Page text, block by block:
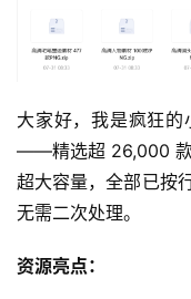
大家好，我是疯狂的
——精选超 26,000 款
超大容量，全部已按
无需二次处理。
资源亮点：